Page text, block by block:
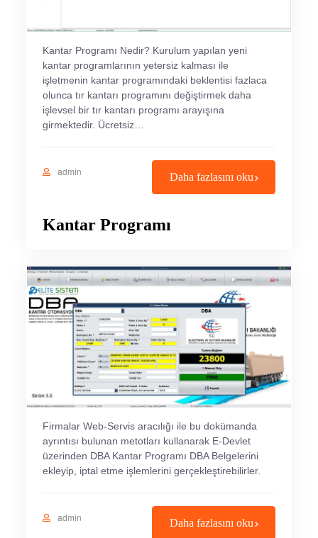
Kantar Programı Nedir? Kurulum yapılan yeni
kantar programlarının yetersiz kalması ile
işletmenin kantar programındaki beklentisi fazlaca
olunca tır kantarı programını değiştirmek daha
işlevsel bir tır kantarı programı arayışına
girmektedir. Ücretsiz…
admin Daha fazlasını oku
Kantar Programı
Firmalar Web-Servis aracılığı ile bu dokümanda
ayrıntısı bulunan metotları kullanarak E-Devlet
üzerinden DBA Kantar Programı DBA Belgelerini
ekleyip, iptal etme işlemlerini gerçekleştirebilirler.
admin Daha fazlasını oku